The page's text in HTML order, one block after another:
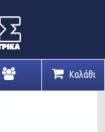
Καλάθι